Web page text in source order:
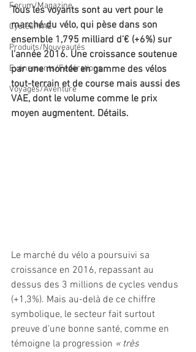
Forum/Magazine
Cycles/VAE
Produits/Nouveautés
Evénements/Fédérations
Voyages/Aventure
Tous les voyants sont au vert pour le
marché du vélo, qui pèse dans son
ensemble 1,795 milliard d’€ (+6%) sur
l’année 2016. Une croissance soutenue
par une montée en gamme des vélos
tout-terrain et de course mais aussi des
VAE, dont le volume comme le prix
moyen augmentent. Détails.
Le marché du vélo a poursuivi sa
croissance en 2016, repassant au
dessus des 3 millions de cycles vendus
(+1,3%). Mais au-delà de ce chiffre
symbolique, le secteur fait surtout
preuve d'une bonne santé, comme en
témoigne la progression « très